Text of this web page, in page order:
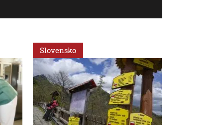
Slovensko